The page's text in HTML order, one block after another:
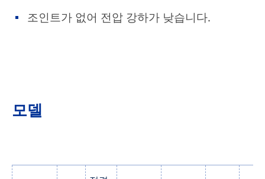
조인트가 없어 전압 강하가 낮습니다.
모델